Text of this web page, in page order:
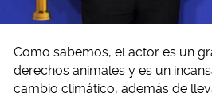
Como sabemos, el actor es un
derechos animales y es un
cambio climático, además de